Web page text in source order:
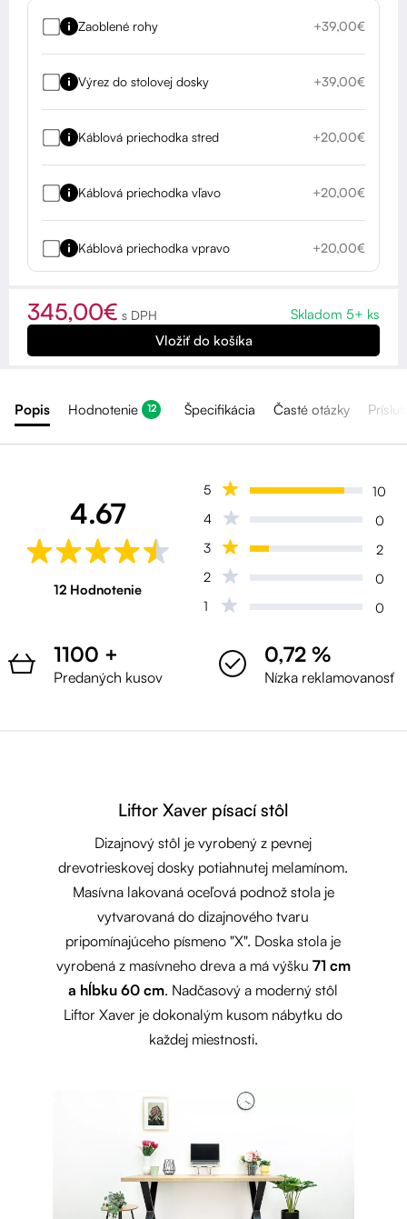
Zaoblené rohy +39,00€
Výrez do stolovej dosky +39,00€
Káblová priechodka stred +20,00€
Káblová priechodka vľavo +20,00€
Káblová priechodka vpravo +20,00€
345,00€ s DPH Skladom 5+ ks
Popis Hodnotenie 12 Špecifikácia Časté otázky
4.67
12 Hodnotenie
5
10
4
0
3
2
2
0
1
0
1100 +
Predaných kusov
0,72 %
Nízka reklamovanosť
Liftor Xaver písací stôl
Dizajnový stôl je vyrobený z pevnej
drevotrieskovej dosky potiahnutej melamínom.
Masívna lakovaná oceľová podnož stola je
vytvarovaná do dizajnového tvaru
pripomínajúceho písmeno "X". Doska stola je
vyrobená z masívneho dreva a má výšku 71 cm
a hĺbku 60 cm. Nadčasový a moderný stôl
Liftor Xaver je dokonalým kusom nábytku do
každej miestnosti.